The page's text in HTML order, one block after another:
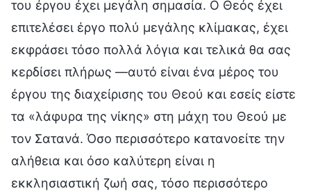
του έργου έχει μεγάλη σημασία. Ο Θεός έχει
επιτελέσει έργο πολύ μεγάλης κλίμακας, έχει
εκφράσει τόσο πολλά λόγια και τελικά θα σας
κερδίσει πλήρως —αυτό είναι ένα μέρος του
έργου της διαχείρισης του Θεού και εσείς είστε
τα «λάφυρα της νίκης» στη μάχη του Θεού με
τον Σατανά. Όσο περισσότερο κατανοείτε την
αλήθεια και όσο καλύτερη είναι η
εκκλησιαστική ζωή σας, τόσο περισσότερο